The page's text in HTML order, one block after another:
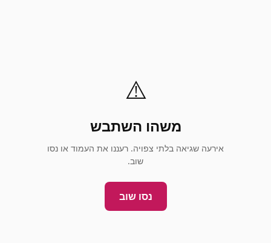
⚠️
משהו השתבש
אירעה שגיאה בלתי צפויה. רעננו את העמוד או נסו
שוב.
נסו שוב